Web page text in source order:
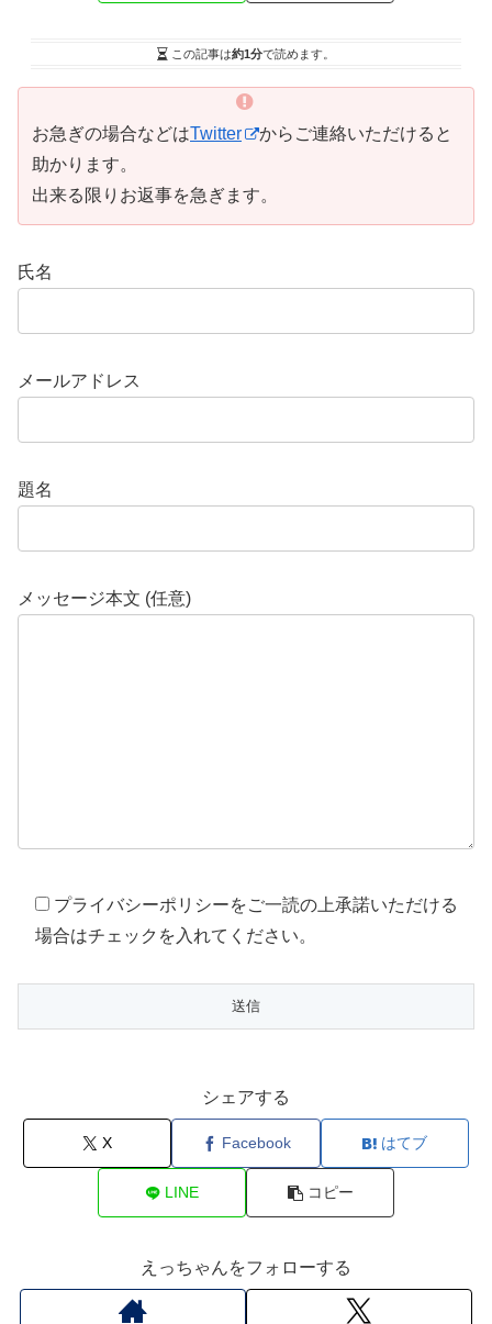
この記事は約1分で読めます。
お急ぎの場合などはTwitter
からご連絡いただけると
助かります。
出来る限りお返事を急ぎます。
氏名
メールアドレス
題名
メッセージ本文 (任意)
プライバシーポリシーをご一読の上承諾いただける
場合はチェックを入れてください。
シェアする
X Facebook はてブ
LINE コピー
えっちゃんをフォローする